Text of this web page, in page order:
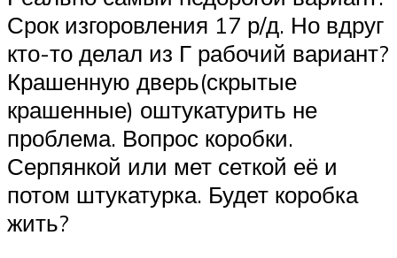
Срок изгоровления 17 р/д. Но вдруг
кто-то делал из Г рабочий вариант?
Крашенную дверь(скрытые
крашенные) оштукатурить не
проблема. Вопрос коробки.
Серпянкой или мет сеткой её и
потом штукатурка. Будет коробка
жить?